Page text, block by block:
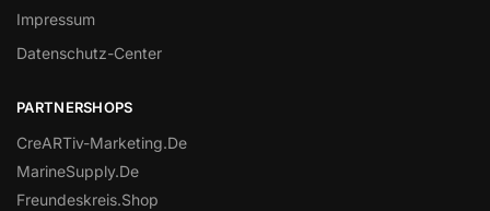
Impressum
Datenschutz-Center
PARTNERSHOPS
CreARTiv-Marketing.De
MarineSupply.De
Freundeskreis.Shop